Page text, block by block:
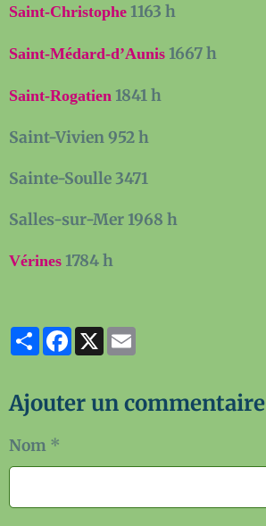
Saint-Christophe 1163 h
Saint-Médard-d’Aunis 1667 h
Saint-Rogatien 1841 h
Saint-Vivien 952 h
Sainte-Soulle 3471
Salles-sur-Mer 1968 h
Vérines 1784 h
PartagerFacebook
X
Ajouter un commentaire
Nom